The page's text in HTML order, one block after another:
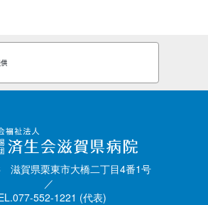
滋賀県栗東市大橋二丁目4番1号
／
552-1221 (代表)